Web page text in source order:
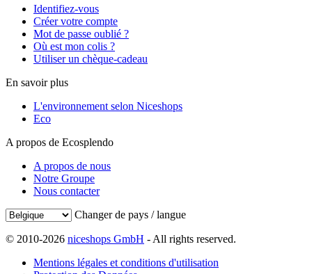
Identifiez-vous
Créer votre compte
Mot de passe oublié ?
Où est mon colis ?
Utiliser un chèque-cadeau
En savoir plus
L'environnement selon Niceshops
Eco
A propos de Ecosplendo
A propos de nous
Notre Groupe
Nous contacter
Changer de pays / langue
© 2010-2026 niceshops GmbH - All rights reserved.
Mentions légales et conditions d'utilisation